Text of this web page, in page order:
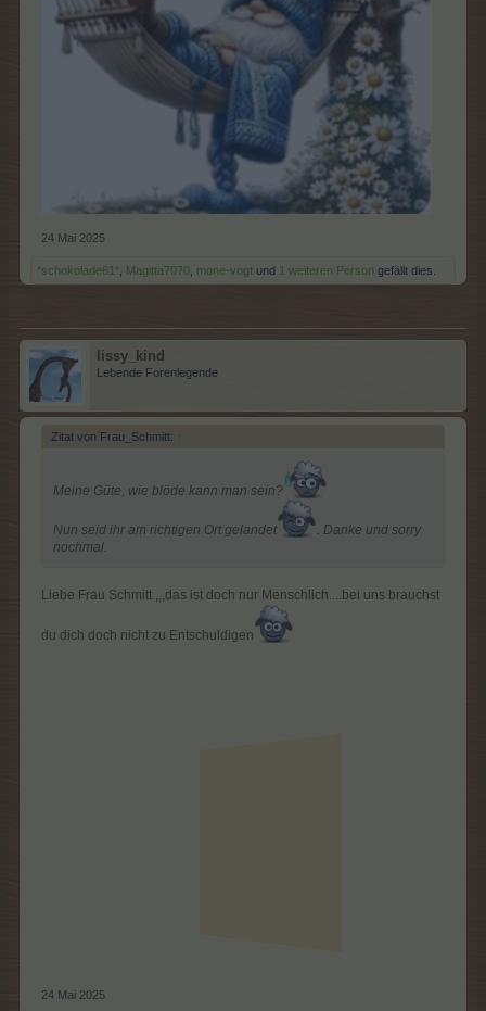
24 Mai 2025
*schokolade61* Magitta7070 mone-vogt und 1 weiteren Person gefällt dies.
lissy_kind
Lebende Forenlegende
Zitat von Frau_Schmitt: ↑
Meine Güte, wie blöde kann man sein?
Nun seid ihr am richtigen Ort gelandet
. Danke und sorry
nochmal.
Liebe Frau Schmitt ,,,das ist doch nur Menschlich....bei uns brauchst
du dich doch nicht zu Entschuldigen
24 Mai 2025